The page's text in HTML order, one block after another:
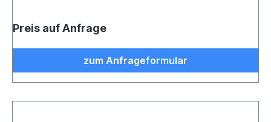
Preis auf Anfrage
zum Anfrageformular